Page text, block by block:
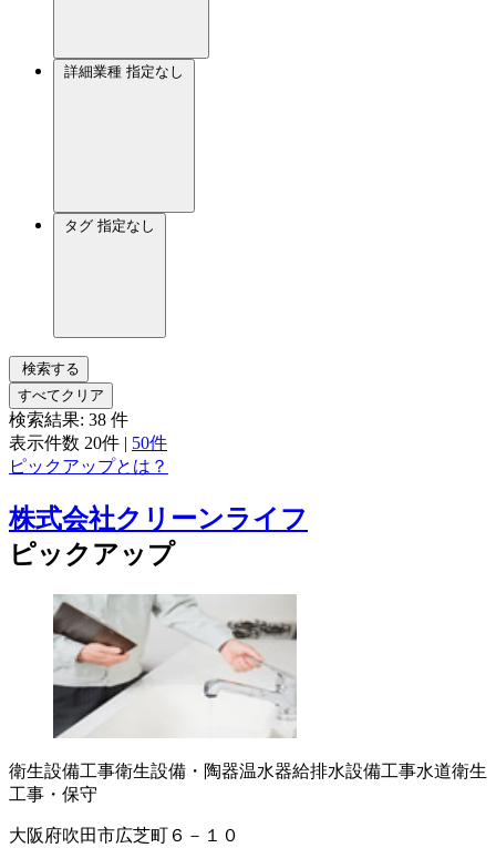
詳細業種 指定なし
タグ 指定なし
検索する
すべてクリア
検索結果: 38 件
表示件数 20件 | 50件
ピックアップとは？
株式会社クリーンライフ
ピックアップ
衛生設備工事衛生設備・陶器温水器給排水設備工事水道衛生
工事・保守
大阪府吹田市広芝町６－１０